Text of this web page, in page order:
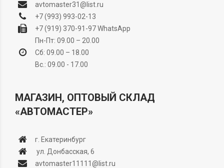
avtomaster31@list.ru
+7 (993) 993-02-13
+7 (919) 370-91-97WhatsApp
Пн-Пт: 09.00 – 20.00
Сб: 09.00 – 18.00
Вс.: 09.00 - 17.00
МАГАЗИН, ОПТОВЫЙ СКЛАД
«АВТОМАСТЕР»
г. Екатеринбург
ул. Донбасская, 6
avtomaster11111@list.ru